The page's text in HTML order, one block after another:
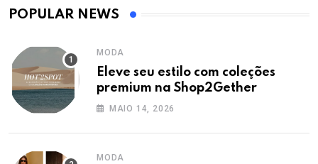
POPULAR NEWS
MODA
Eleve seu estilo com coleções
premium na Shop2Gether
MAIO 14, 2026
MODA